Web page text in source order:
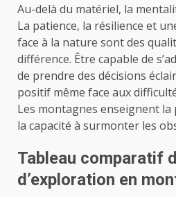
Au-delà du matériel, la
La patience, la résilience et
face à la nature sont des
différence. Être capable de
de prendre des décisions
positif même face aux
Les montagnes enseignent la
la capacité à surmonter les
Tableau comparatif
d’exploration en